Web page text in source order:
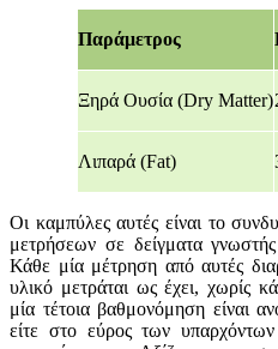
Παράμετρος
Ξηρά Ουσία (Dry Matter)
Λιπαρά (Fat)
Οι καμπύλες αυτές είναι το
μετρήσεων σε δείγματα γνωστής
Κάθε μία μέτρηση από αυτές
υλικό μετράται ως έχει, χωρίς
μία τέτοια βαθμονόμηση είναι
είτε στο εύρος των